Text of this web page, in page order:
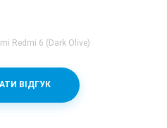
Redmi 6 (Dark Olive)
ВІДГУК